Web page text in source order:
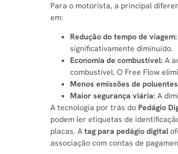
Para o motorista, a principal
em:
Redução do tempo de viagem:
significativamente diminuído.
Economia de combustível: A
combustível. O Free Flow
Menos emissões de
Maior segurança viária: A
A tecnologia por trás do Pedágio
podem ler etiquetas de
placas. Atag para pedágio digital
associação com contas de